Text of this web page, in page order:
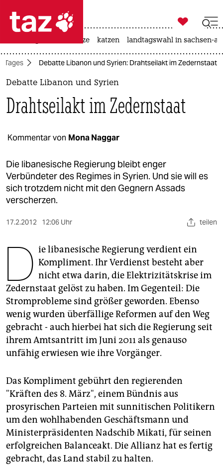
 taz zahl ich
taz zahl ich
politik
öko
gesellschaft
kultur
sport
berlin
nord
wahrheit
verlag
verlag
veranstaltungen
shop
unterstützen
abo
genossenschaft
epaper login

taz zahl ich
hitze katzen landtagswahl in sachsen-
Tages Debatte Libanon und Syrien: Drahtseilakt im Zedernstaat
Debatte Libanon und Syrien
Drahtseilakt im Zedernstaat
Kommentar von Mona Naggar
Die libanesische Regierung bleibt enger
Verbündeter des Regimes in Syrien. Und sie will es
sich trotzdem nicht mit den Gegnern Assads
verscherzen.
17.2.2012 12:06 Uhr teilen
D ie libanesische Regierung verdient ein
Kompliment. Ihr Verdienst besteht aber
nicht etwa darin, die Elektrizitätskrise im
Zedernstaat gelöst zu haben. Im Gegenteil: Die
Stromprobleme sind größer geworden. Ebenso
wenig wurden überfällige Reformen auf den Weg
gebracht - auch hierbei hat sich die Regierung seit
ihrem Amtsantritt im Juni 2011 als genauso
unfähig erwiesen wie ihre Vorgänger.
Das Kompliment gebührt den regierenden
"Kräften des 8. März", einem Bündnis aus
prosyrischen Parteien mit sunnitischen Politikern
um den wohlhabenden Geschäftsmann und
Ministerpräsidenten Nadschib Mikati, für seinen
erfolgreichen Balanceakt. Die Allianz hat es fertig
gebracht, das Land stabil zu halten.